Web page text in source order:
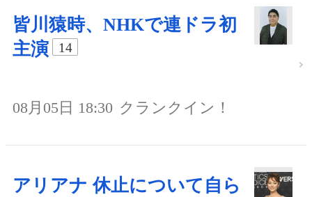
皆川猿時、NHKで連ドラ初
主演
14
08月05日 18:30 クランクイン！
アリアナ 休止について自ら